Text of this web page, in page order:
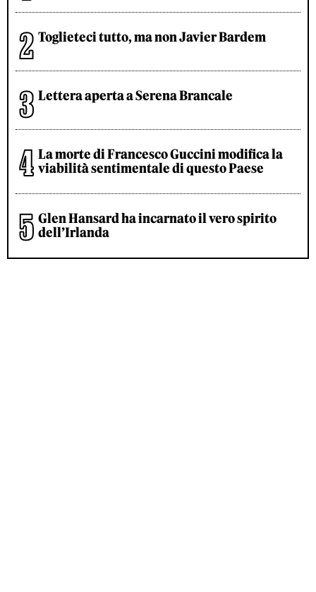
Toglieteci tutto, ma non Javier Bardem
Lettera aperta a Serena Brancale
La morte di Francesco Guccini modifica la
viabilità sentimentale di questo Paese
Glen Hansard ha incarnato il vero spirito
dell’Irlanda